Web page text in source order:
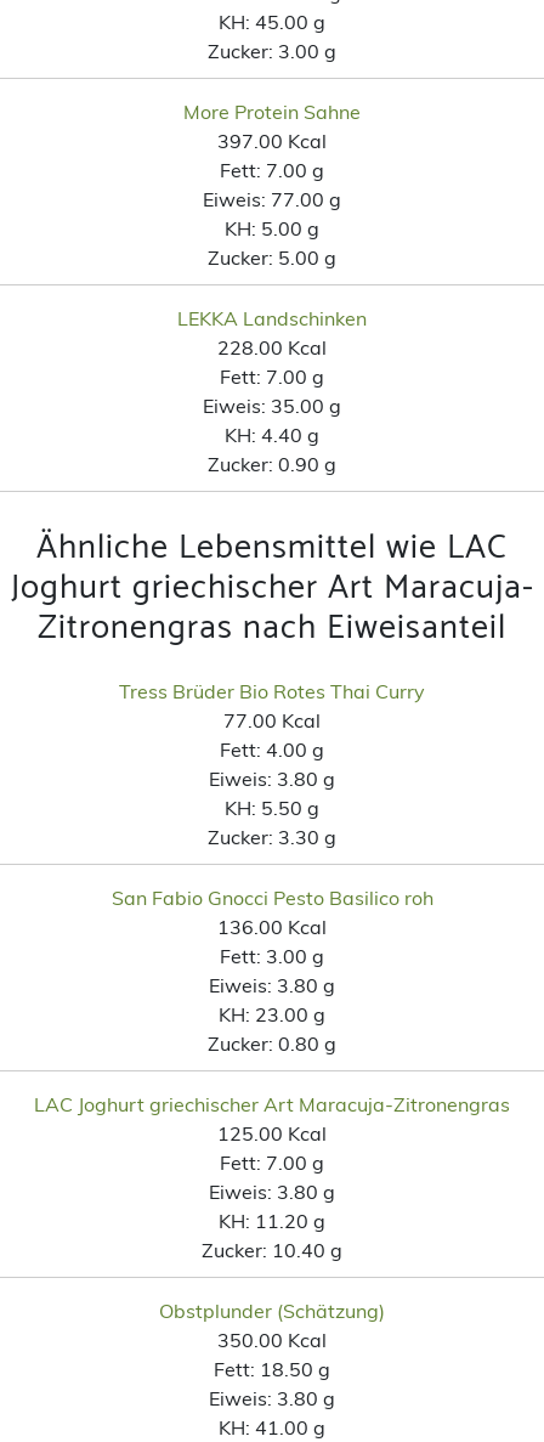
KH: 45.00 g
Zucker: 3.00 g
More Protein Sahne
397.00 Kcal
Fett: 7.00 g
Eiweis: 77.00 g
KH: 5.00 g
Zucker: 5.00 g
LEKKA Landschinken
228.00 Kcal
Fett: 7.00 g
Eiweis: 35.00 g
KH: 4.40 g
Zucker: 0.90 g
Ähnliche Lebensmittel wie LAC
Joghurt griechischer Art Maracuja-
Zitronengras nach Eiweisanteil
Tress Brüder Bio Rotes Thai Curry
77.00 Kcal
Fett: 4.00 g
Eiweis: 3.80 g
KH: 5.50 g
Zucker: 3.30 g
San Fabio Gnocci Pesto Basilico roh
136.00 Kcal
Fett: 3.00 g
Eiweis: 3.80 g
KH: 23.00 g
Zucker: 0.80 g
LAC Joghurt griechischer Art Maracuja-Zitronengras
125.00 Kcal
Fett: 7.00 g
Eiweis: 3.80 g
KH: 11.20 g
Zucker: 10.40 g
Obstplunder (Schätzung)
350.00 Kcal
Fett: 18.50 g
Eiweis: 3.80 g
KH: 41.00 g